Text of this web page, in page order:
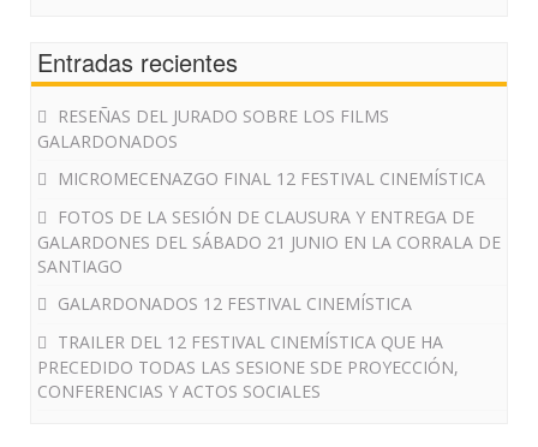
Entradas recientes
RESEÑAS DEL JURADO SOBRE LOS FILMS
GALARDONADOS
MICROMECENAZGO FINAL 12 FESTIVAL CINEMÍSTICA
FOTOS DE LA SESIÓN DE CLAUSURA Y ENTREGA DE
GALARDONES DEL SÁBADO 21 JUNIO EN LA CORRALA DE
SANTIAGO
GALARDONADOS 12 FESTIVAL CINEMÍSTICA
TRAILER DEL 12 FESTIVAL CINEMÍSTICA QUE HA
PRECEDIDO TODAS LAS SESIONE SDE PROYECCIÓN,
CONFERENCIAS Y ACTOS SOCIALES